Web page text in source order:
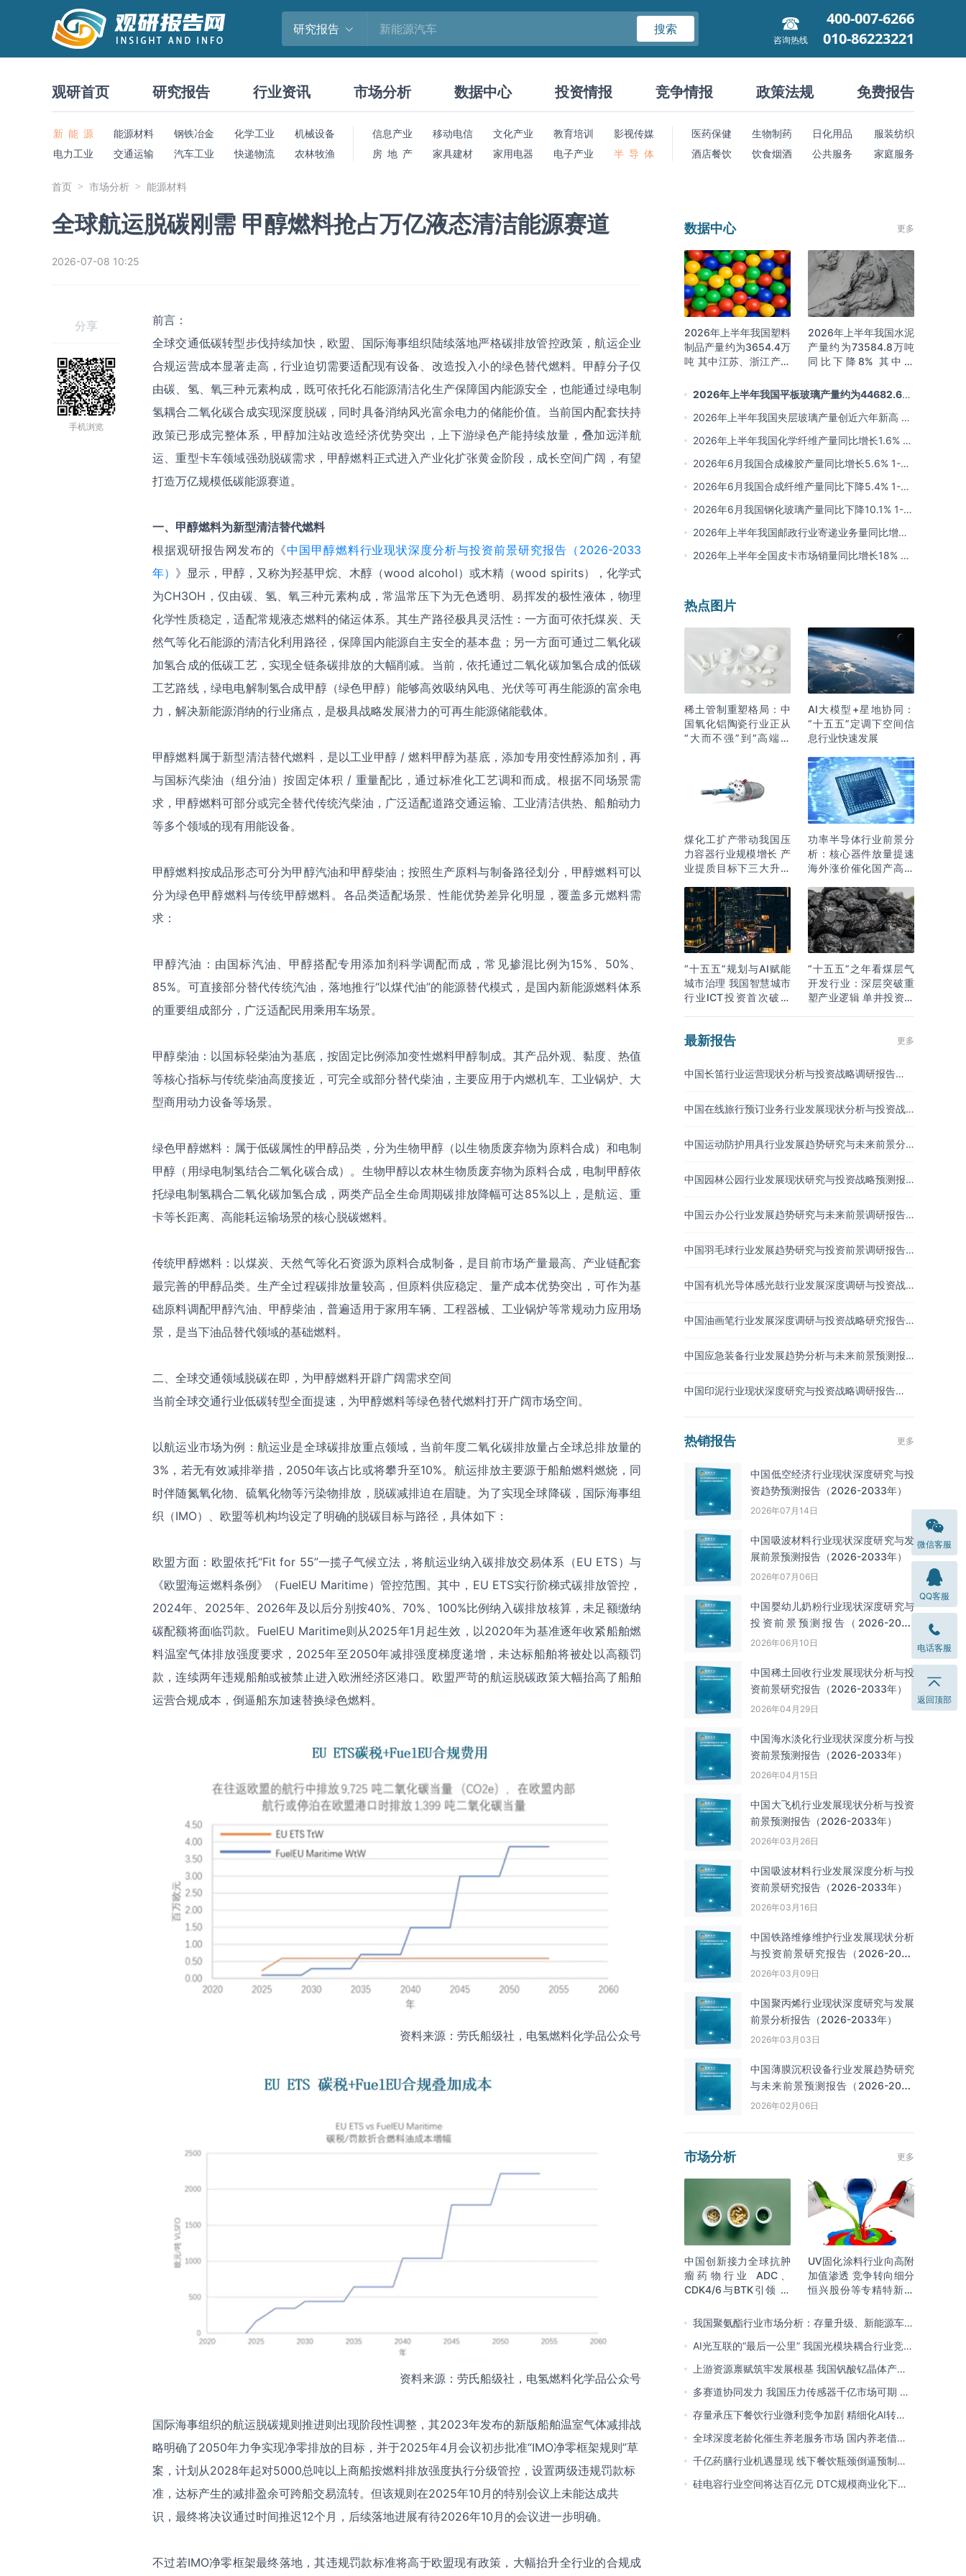
研究报告 搜索
咨询热线
400-007-6266
010-86223221
观研首页 研究报告 行业资讯 市场分析 数据中心 投资情报 竞争情报 政策法规 免费报告
新 能 源 能源材料 钢铁冶金 化学工业
机械设备
电力工业
交通运输 汽车工业 快递物流 农林牧渔
信息产业 移动电信 文化产业 教育培训
影视传媒
房 地 产
家具建材 家用电器 电子产业 半 导 体
医药保健 生物制药 日化用品
服装纺织
酒店餐饮
饮食烟酒 公共服务 家庭服务
首页 市场分析 能源材料
全球航运脱碳刚需 甲醇燃料抢占万亿液态清洁能源赛道
2026-07-08 10:25
分享
手机浏览
前言：
全球交通低碳转型步伐持续加快，欧盟、国际海事组织陆续落地严格碳排放管控政策，航运企业
合规运营成本显著走高，行业迫切需要适配现有设备、改造投入小的绿色替代燃料。甲醇分子仅
由碳、氢、氧三种元素构成，既可依托化石能源清洁化生产保障国内能源安全，也能通过绿电制
氢耦合二氧化碳合成实现深度脱碳，同时具备消纳风光富余电力的储能价值。当前国内配套扶持
政策已形成完整体系，甲醇加注站改造经济优势突出，上下游绿色产能持续放量，叠加远洋航
运、重型卡车领域强劲脱碳需求，甲醇燃料正式进入产业化扩张黄金阶段，成长空间广阔，有望
打造万亿规模低碳能源赛道。
一、 甲醇燃料为新型清洁替代燃料
根据观研报告网发布的《中国甲醇燃料行业现状深度分析与投资前景研究报告（2026-2033
年） 》显示，甲醇，又称为羟基甲烷、木醇（wood alcohol）或木精（wood spirits），化学式
为CH3OH，仅由碳、氢、氧三种元素构成，常温常压下为无色透明、易挥发的极性液体，物理
化学性质稳定，适配常规液态燃料的储运体系。其生产路径极具灵活性：一方面可依托煤炭、天
然气等化石能源的清洁化利用路径，保障国内能源自主安全的基本盘；另一方面可通过二氧化碳
加氢合成的低碳工艺，实现全链条碳排放的大幅削减。当前，依托通过二氧化碳加氢合成的低碳
工艺路线，绿电电解制氢合成甲醇（绿色甲醇）能够高效吸纳风电、光伏等可再生能源的富余电
力，解决新能源消纳的行业痛点，是极具战略发展潜力的可再生能源储能载体。
甲醇燃料属于新型清洁替代燃料，是以工业甲醇 / 燃料甲醇为基底，添加专用变性醇添加剂，再
与国标汽柴油（组分油）按固定体积 / 重量配比，通过标准化工艺调和而成。根据不同场景需
求，甲醇燃料可部分或完全替代传统汽柴油，广泛适配道路交通运输、工业清洁供热、船舶动力
等多个领域的现有用能设备。
甲醇燃料按成品形态可分为甲醇汽油和甲醇柴油；按照生产原料与制备路径划分，甲醇燃料可以
分为绿色甲醇燃料与传统甲醇燃料。各品类适配场景、性能优势差异化明显，覆盖多元燃料需
求：
‌甲醇汽油‌：由国标汽油、甲醇搭配专用添加剂科学调配而成，常见掺混比例为15%、50%、
85%。可直接部分替代传统汽油，落地推行“以煤代油”的能源替代模式，是国内新能源燃料体系
的重要组成部分，广泛适配民用乘用车场景。
‌甲醇柴油‌：以国标轻柴油为基底，按固定比例添加变性燃料甲醇制成。其产品外观、黏度、热值
等核心指标与传统柴油高度接近，可完全或部分替代柴油，主要应用于内燃机车、工业锅炉、大
型商用动力设备等场景。
绿色甲醇燃料‌：属于低碳属性的甲醇品类，分为生物甲醇（以生物质废弃物为原料合成）和电制
甲醇（用绿电制氢结合二氧化碳合成）。生物甲醇以农林生物质废弃物为原料合成，电制甲醇依
托绿电制氢耦合二氧化碳加氢合成，两类产品全生命周期碳排放降幅可达85%以上，是航运、重
卡等长距离、高能耗运输场景的核心脱碳燃料。
传统甲醇燃料：以煤炭、天然气等化石资源为原料合成制备，是目前市场产量最高、产业链配套
最完善的甲醇品类。生产全过程碳排放量较高，但原料供应稳定、量产成本优势突出，可作为基
础原料调配甲醇汽油、甲醇柴油，普遍适用于家用车辆、工程器械、工业锅炉等常规动力应用场
景，是当下油品替代领域的基础燃料。
二、全球交通领域脱碳在即，为甲醇燃料开辟广阔需求空间
当前全球交通行业低碳转型全面提速，为甲醇燃料等绿色替代燃料打开广阔市场空间。
以航运业市场为例：航运业是全球碳排放重点领域，当前年度二氧化碳排放量占全球总排放量的
3%，若无有效减排举措，2050年该占比或将攀升至10%。航运排放主要源于船舶燃料燃烧，同
时伴随氮氧化物、硫氧化物等污染物排放，脱碳减排迫在眉睫。为了实现全球降碳，国际海事组
织（IMO）、欧盟等机构均设定了明确的脱碳目标与路径，具体如下：
欧盟方面：欧盟依托“Fit for 55”一揽子气候立法，将航运业纳入碳排放交易体系（EU ETS）与
《欧盟海运燃料条例》（FuelEU Maritime）管控范围。其中，EU ETS实行阶梯式碳排放管控，
2024年、2025年、2026年及以后分别按40%、70%、100%比例纳入碳排放核算，未足额缴纳
碳配额将面临罚款。FuelEU Maritime则从2025年1月起生效，以2020年为基准逐年收紧船舶燃
料温室气体排放强度要求，2025年至2050年减排强度梯度递增，未达标船舶将被处以高额罚
款，连续两年违规船舶或被禁止进入欧洲经济区港口。欧盟严苛的航运脱碳政策大幅抬高了船舶
运营合规成本，倒逼船东加速替换绿色燃料。
资料来源：劳氏船级社，电氢燃料化学品公众号
资料来源：劳氏船级社，电氢燃料化学品公众号
国际海事组织的航运脱碳规则推进则出现阶段性调整，其2023年发布的新版船舶温室气体减排战
略明确了2050年力争实现净零排放的目标，并于2025年4月会议初步批准“IMO净零框架规则”草
案，计划从2028年起对5000总吨以上商船按燃料排放强度执行分级管控，设置两级违规罚款标
准，达标产生的减排盈余可跨船交易流转。但该规则在2025年10月的特别会议上未能达成共
识，最终将决议通过时间推迟12个月，后续落地进展有待2026年10月的会议进一步明确。
不过若IMO净零框架最终落地，其违规罚款标准将高于欧盟现有政策，大幅抬升全行业的合规成
数据中心 更多
2026年上半年我国塑料
制品产量约为3654.4万
吨 其中江苏、浙江产量
16.0%
2026年上半年我国水泥
产量约为73584.8万吨
同比下降8% 其中广
名前三
2026年上半年我国平板玻璃产量约为44682.6万
重量箱 同比下降5.7% 其中河北产量最多 占比16%
2026年上半年我国夹层玻璃产量创近六年新高 约
为7964.8万平方米 同比下降0.9%
2026年上半年我国化学纤维产量同比增长1.6% 其
中浙江、江苏产量分别占比42.03%、31.34%
2026年6月我国合成橡胶产量同比增长5.6% 1-6
月累计产量同比增长6.4%
2026年6月我国合成纤维产量同比下降5.4% 1-6
月累计产量为3815.7万吨 同比增长0.8%
2026年6月我国钢化玻璃产量同比下降10.1% 1-6
月累计产量同比下降8.4%
2026年上半年我国邮政行业寄递业务量同比增长
4.2% 业务收入同比增长6%
2026年上半年全国皮卡市场销量同比增长18% 出
热点图片
稀土管制重塑格局：中
国氧化铝陶瓷行业正从
“大而不强”到“高端突
AI大模型+星地协同：
“十五五”定调下空间信
息行业快速发展
煤化工扩产带动我国压
力容器行业规模增长 产
业提质目标下三大升级
功率半导体行业前景分
析：核心器件放量提速
海外涨价催化国产高端
“十五五”规划与AI赋能
城市治理 我国智慧城市
行业ICT投资首次破万
“十五五”之年看煤层气
开发行业：深层突破重
塑产业逻辑 单井投资成
最新报告 更多
中国长笛行业运营现状分析与投资战略调研报告
中国在线旅行预订业务行业发展现状分析与投资战
中国运动防护用具行业发展趋势研究与未来前景分
中国园林公园行业发展现状研究与投资战略预测报
中国云办公行业发展趋势研究与未来前景调研报告
中国羽毛球行业发展趋势研究与投资前景调研报告
中国有机光导体感光鼓行业发展深度调研与投资战
中国油画笔行业发展深度调研与投资战略研究报告
中国应急装备行业发展趋势分析与未来前景预测报
中国印泥行业现状深度研究与投资战略调研报告
热销报告 更多
中国低空经济行业现状深度研究与投
资趋势预测报告（2026-2033年）
2026年07月14日
中国吸波材料‌‌‌行业现状深度研究与发
展前景预测报告（2026-2033年）
2026年07月06日
中国婴幼儿奶粉行业现状深度研究与
投资前景预测报告（2026-2033
年）
2026年06月10日
中国‌‌稀土回收‌‌行业发展现状分析与投
资前景研究报告（2026-2033年）
2026年04月29日
中国海水淡化行业现状深度分析与投
资前景预测报告（2026-2033年）
2026年04月15日
中国大飞机行业发展现状分析与投资
前景预测报告（2026-2033年）
2026年03月26日
中国吸波材料行业发展深度分析与投
资前景研究报告（2026-2033年）
2026年03月16日
中国铁路维修维护行业发展现状分析
与投资前景研究报告（2026-2033
年）
2026年03月09日
中国聚丙烯行业现状深度研究与发展
前景分析报告（2026-2033年）
2026年03月03日
中国薄膜沉积设备行业发展趋势研究
与未来前景预测报告（2026-2033
年）
2026年02月06日
市场分析 更多
中国创新接力全球抗肿
瘤药物行业 ADC、
CDK4/6与BTK引领 医
格局成型
UV固化涂料行业向高附
加值渗透 竞争转向细分
恒兴股份等专精特新小
我国聚氨酯行业市场分析：存量升级、新能源车增
量爆发与内需托底
AI光互联的“最后一公里” 我国光模块耦合行业竞争
处于三角博弈格局
上游资源禀赋筑牢发展根基 我国钒酸钇晶体产能
领跑全球 行业有望迎来高速发展
多赛道协同发力 我国压力传感器千亿市场可期 市
场结构将向MEMS产品倾斜
存量承压下餐饮行业微利竞争加剧 精细化AI转型
与多元业态破解成本剪刀差
全球深度老龄化催生养老服务市场 国内养老借职
业资格制度迈向品质规范化发展
千亿药膳行业机遇显现 线下餐饮瓶颈倒逼预制
化、零食化转型 企业开启整合新局
硅电容行业空间将达百亿元 DTC规模商业化下
微信客服
QQ客服
电话客服
返回顶部